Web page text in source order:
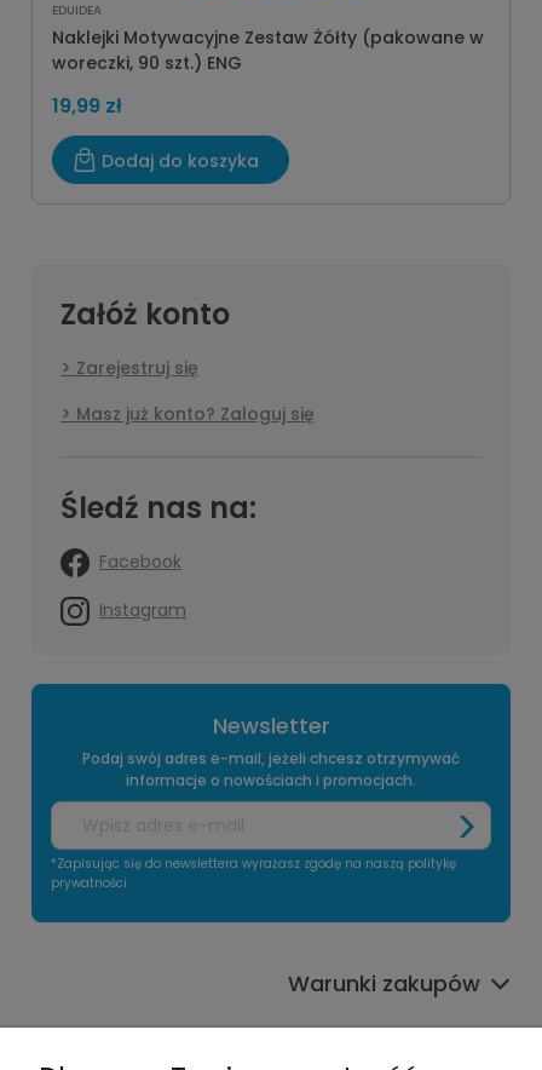
EDUIDEA
Naklejki Motywacyjne Zestaw Żółty (pakowane w
woreczki, 90 szt.) ENG
19,99 zł
Dodaj do koszyka
Załóż konto
Zarejestruj się
Masz już konto? Zaloguj się
Śledź nas na:
Facebook
Instagram
Newsletter
Podaj swój adres e-mail, jeżeli chcesz otrzymywać
informacje o nowościach i promocjach.
*Zapisując się do newslettera wyrażasz zgodę na naszą politykę
prywatności
Warunki zakupów
Informacje o sklepie